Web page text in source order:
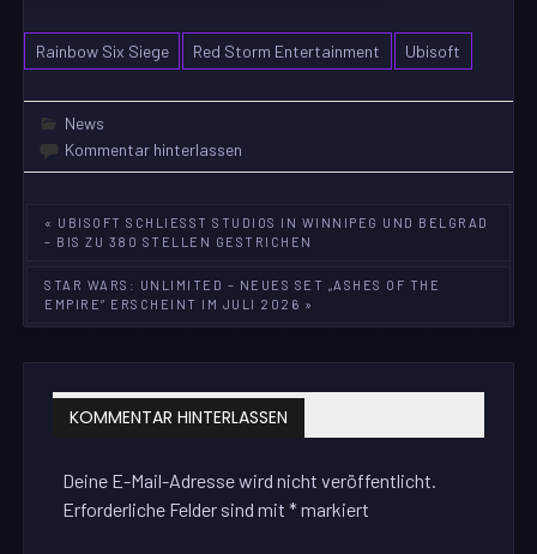
Rainbow Six Siege Red Storm Entertainment Ubisoft
News
Kommentar hinterlassen
Beitragsnavigation
« UBISOFT SCHLIESST STUDIOS IN WINNIPEG UND BELGRAD –
BIS ZU 380 STELLEN GESTRICHEN
STAR WARS: UNLIMITED – NEUES SET „ASHES OF THE
EMPIRE“ ERSCHEINT IM JULI 2026 »
KOMMENTAR HINTERLASSEN
Deine E-Mail-Adresse wird nicht veröffentlicht.
Erforderliche Felder sind mit*markiert